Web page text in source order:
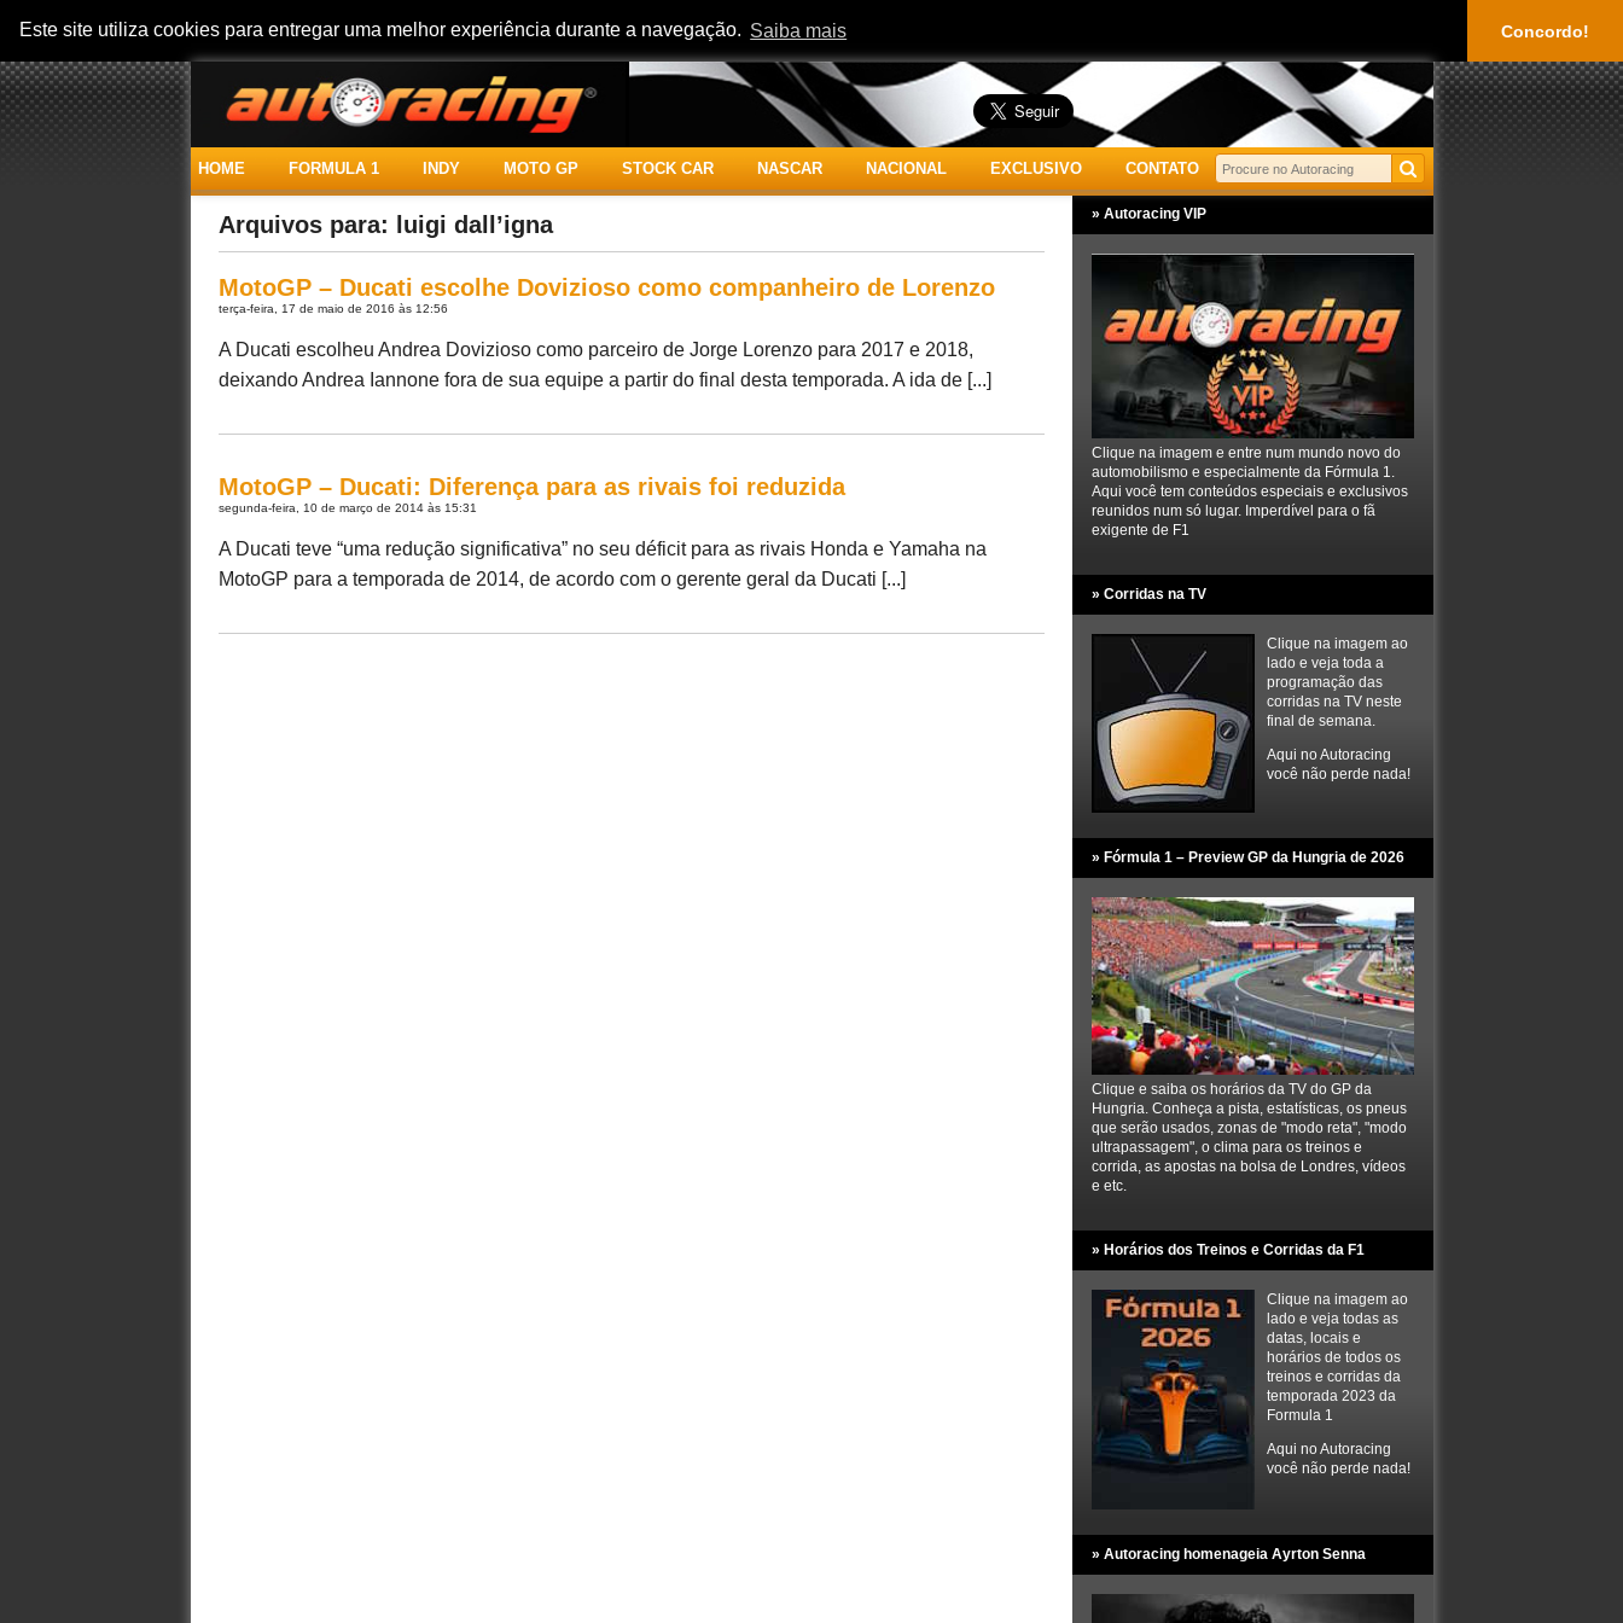
Este site utiliza cookies para entregar uma melhor experiência durante a navegação. Saiba mais Concordo!
HOME FORMULA 1 INDY MOTO GP STOCK CAR NASCAR NACIONAL EXCLUSIVO CONTATO
Arquivos para: luigi dall’igna
MotoGP – Ducati escolhe Dovizioso como companheiro de Lorenzo
terça-feira, 17 de maio de 2016 às 12:56
A Ducati escolheu Andrea Dovizioso como parceiro de Jorge Lorenzo para 2017 e 2018,
deixando Andrea Iannone fora de sua equipe a partir do final desta temporada. A ida de [...]
MotoGP – Ducati: Diferença para as rivais foi reduzida
segunda-feira, 10 de março de 2014 às 15:31
A Ducati teve “uma redução significativa” no seu déficit para as rivais Honda e Yamaha na
MotoGP para a temporada de 2014, de acordo com o gerente geral da Ducati [...]
» Autoracing VIP
Clique na imagem e entre num mundo novo do
automobilismo e especialmente da Fórmula 1.
Aqui você tem conteúdos especiais e exclusivos
reunidos num só lugar. Imperdível para o fã
exigente de F1
» Corridas na TV
Clique na imagem ao
lado e veja toda a
programação das
corridas na TV neste
final de semana.
Aqui no Autoracing
você não perde nada!
» Fórmula 1 – Preview GP da Hungria de 2026
Clique e saiba os horários da TV do GP da
Hungria. Conheça a pista, estatísticas, os pneus
que serão usados, zonas de "modo reta", "modo
ultrapassagem", o clima para os treinos e
corrida, as apostas na bolsa de Londres, vídeos
e etc.
» Horários dos Treinos e Corridas da F1
Clique na imagem ao
lado e veja todas as
datas, locais e
horários de todos os
treinos e corridas da
temporada 2023 da
Formula 1
Aqui no Autoracing
você não perde nada!
» Autoracing homenageia Ayrton Senna